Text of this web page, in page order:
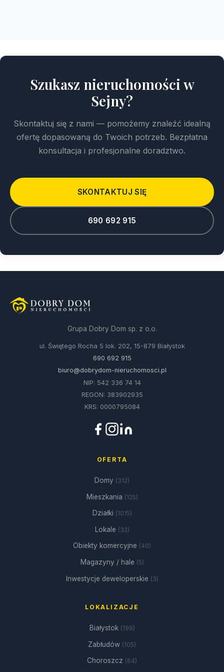
Szukasz nieruchomości w
Sejny?
Skontaktuj się z nami — pomożemy znaleźć idealną
ofertę dopasowaną do Twoich potrzeb. Bezpłatna
konsultacja i profesjonalne doradztwo.
SKONTAKTUJ SIĘ
690 692 915
Grupa Dobry Dom sp. z o.o.
ul. Świętego Rocha 5 lok. 202, 15-879 Białystok
690 692 915
biuro@dobrydom-nieruchomosci.pl
NIP: 542 336 74 14
REGON: 383902935
KRS: 0000795084
OFERTA
Domy (312)
Mieszkania (125)
Działki (1015)
Lokale (32)
Obiekty komercyjne (40)
Magazyny / hale (5)
Inwestycje deweloperskie (3)
LOKALIZACJE
Białystok (199)
Zabłudów (105)
Choroszcz (64)